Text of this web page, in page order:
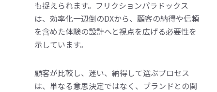
も捉えられます。フリクションパラドックス
は、効率化一辺倒のDXから、顧客の納得や信頼
を含めた体験の設計へと視点を広げる必要性を
示しています。
顧客が比較し、迷い、納得して選ぶプロセス
は、単なる意思決定ではなく、ブランドとの関